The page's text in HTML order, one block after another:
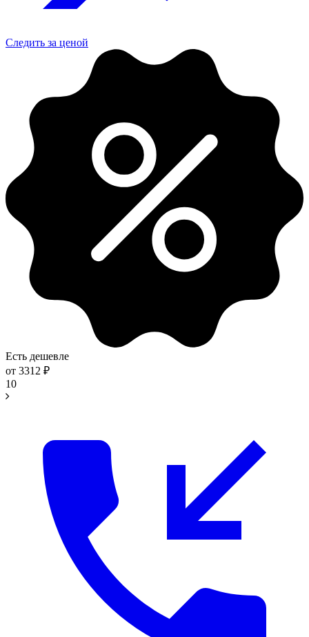
Следить за ценой
Есть дешевле
от 3312 ₽
10